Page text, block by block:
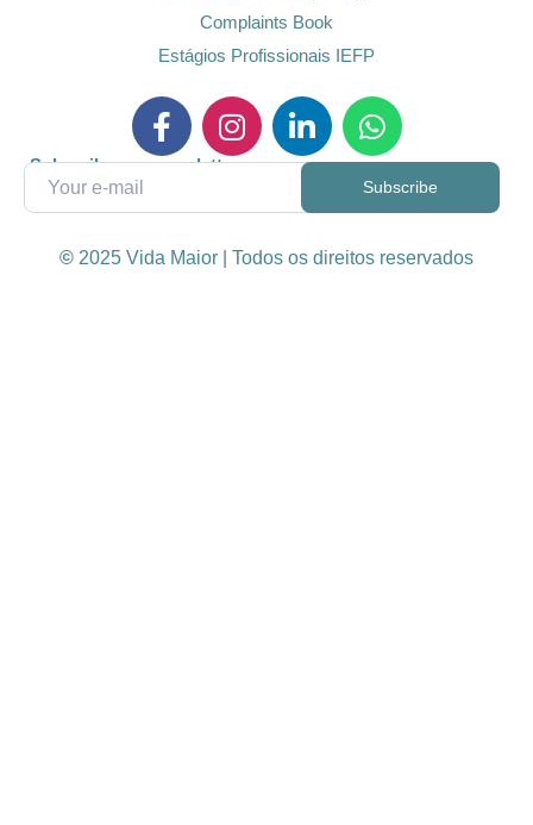
Complaints Book
Estágios Profissionais IEFP
Subscribe our newsletter
© 2025 Vida Maior | Todos os direitos reservados